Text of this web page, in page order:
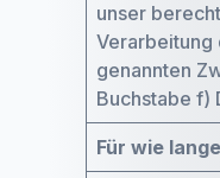
unser
Verarbeitung
genannten
Buchstabe f)
Für wie